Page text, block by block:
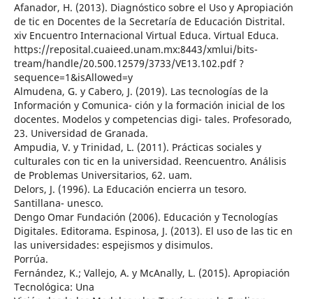
Afanador, H. (2013). Diagnóstico sobre el Uso y Apropiación
de tic en Docentes de la Secretaría de Educación Distrital.
xiv Encuentro Internacional Virtual Educa. Virtual Educa.
https://reposital.cuaieed.unam.mx:8443/xmlui/bits-
tream/handle/20.500.12579/3733/VE13.102.pdf ?
sequence=1&isAllowed=y
Almudena, G. y Cabero, J. (2019). Las tecnologías de la
Información y Comunica- ción y la formación inicial de los
docentes. Modelos y competencias digi- tales. Profesorado,
23. Universidad de Granada.
Ampudia, V. y Trinidad, L. (2011). Prácticas sociales y
culturales con tic en la universidad. Reencuentro. Análisis
de Problemas Universitarios, 62. uam.
Delors, J. (1996). La Educación encierra un tesoro.
Santillana- unesco.
Dengo Omar Fundación (2006). Educación y Tecnologías
Digitales. Editorama. Espinosa, J. (2013). El uso de las tic en
las universidades: espejismos y disimulos.
Porrúa.
Fernández, K.; Vallejo, A. y McAnally, L. (2015). Apropiación
Tecnológica: Una